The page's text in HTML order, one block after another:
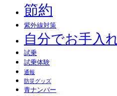
節約
紫外線対策
自分でお手入
試乗
試乗体験
通報
防災グッズ
青ナンバー